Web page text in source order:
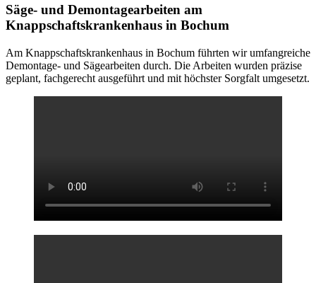
Säge- und Demontagearbeiten am
Knappschaftskrankenhaus in Bochum
Am Knappschaftskrankenhaus in Bochum führten wir umfangreiche
Demontage- und Sägearbeiten durch. Die Arbeiten wurden präzise
geplant, fachgerecht ausgeführt und mit höchster Sorgfalt umgesetzt.